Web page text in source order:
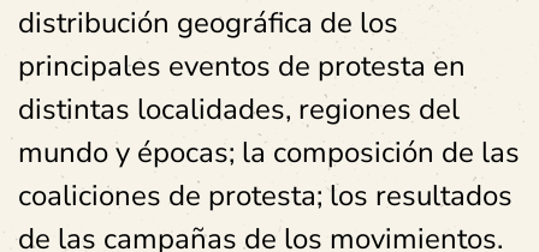
distribución geográfica de los
principales eventos de protesta en
distintas localidades, regiones del
mundo y épocas; la composición de las
coaliciones de protesta; los resultados
de las campañas de los movimientos.